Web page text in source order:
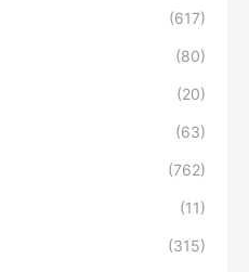
(617)
(80)
(20)
(63)
(762)
(11)
(315)